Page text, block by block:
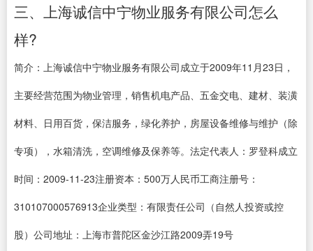
三、上海诚信中宁物业服务有限公司怎么
样?
简介：上海诚信中宁物业服务有限公司成立于2009年11月23日，
主要经营范围为物业管理，销售机电产品、五金交电、建材、装潢
材料、日用百货，保洁服务，绿化养护，房屋设备维修与维护（除
专项），水箱清洗，空调维修及保养等。法定代表人：罗登科成立
时间：2009-11-23注册资本：500万人民币工商注册号：
310107000576913企业类型：有限责任公司（自然人投资或控
股）公司地址：上海市普陀区金沙江路2009弄19号